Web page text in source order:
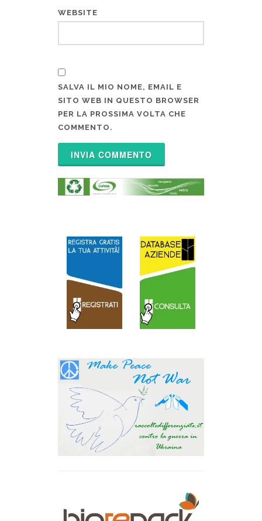
WEBSITE
SALVA IL MIO NOME, EMAIL E
SITO WEB IN QUESTO BROWSER
PER LA PROSSIMA VOLTA CHE
COMMENTO.